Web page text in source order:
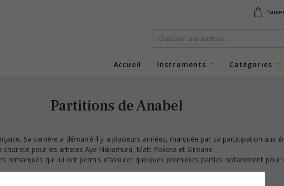
Accueil Instruments Catégories
Partitions de Anabel
Sa carrière a démarré il y a plusieurs années, marquée par sa participation aux
pour les artistes Aya Nakamura, Matt Pokora et Slimane.
remarqués qui lui ont permis d'assurer quelques premières parties notamment
urbaines, rock et électro tout en donnant la priorité à l’interprétation.